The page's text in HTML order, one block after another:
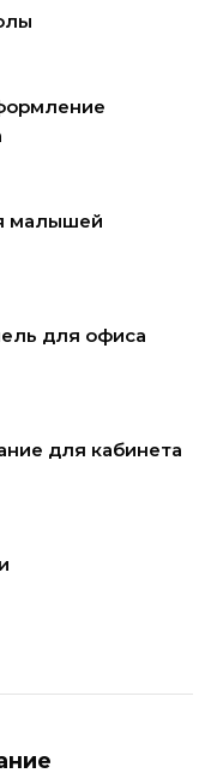
малышей
для офиса
для кабинета